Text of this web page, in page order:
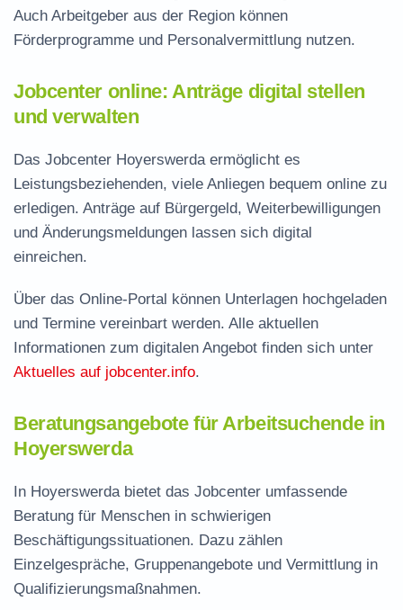
Auch Arbeitgeber aus der Region können
Förderprogramme und Personalvermittlung nutzen.
Jobcenter online: Anträge digital stellen
und verwalten
Das Jobcenter Hoyerswerda ermöglicht es
Leistungsbeziehenden, viele Anliegen bequem online zu
erledigen. Anträge auf Bürgergeld, Weiterbewilligungen
und Änderungsmeldungen lassen sich digital
einreichen.
Über das Online-Portal können Unterlagen hochgeladen
und Termine vereinbart werden. Alle aktuellen
Informationen zum digitalen Angebot finden sich unter
Aktuelles auf jobcenter.info.
Beratungsangebote für Arbeitsuchende in
Hoyerswerda
In Hoyerswerda bietet das Jobcenter umfassende
Beratung für Menschen in schwierigen
Beschäftigungssituationen. Dazu zählen
Einzelgespräche, Gruppenangebote und Vermittlung in
Qualifizierungsmaßnahmen.